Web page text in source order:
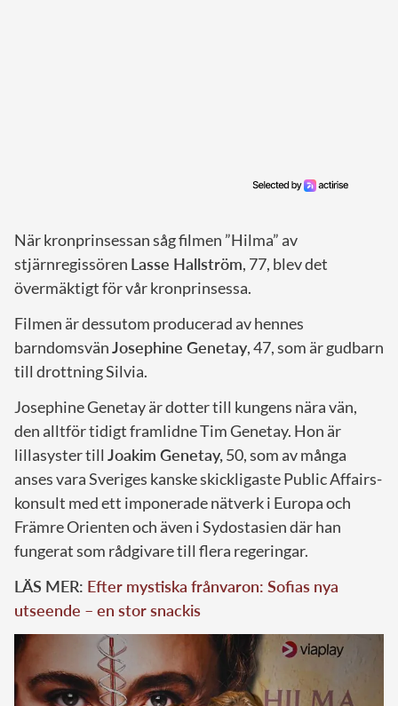
När kronprinsessan såg filmen ”Hilma” av
stjärnregissören Lasse Hallström, 77, blev det
övermäktigt för vår kronprinsessa.
Filmen är dessutom producerad av hennes
barndomsvänJosephine Genetay, 47, som är gudbarn
till drottning Silvia.
Josephine Genetay är dotter till kungens nära vän,
den alltför tidigt framlidne Tim Genetay. Hon är
lillasyster till Joakim Genetay, 50, som av många
anses vara Sveriges kanske skickligaste Public Affairs-
konsult med ett imponerade nätverk i Europa och
Främre Orienten och även i Sydostasien där han
fungerat som rådgivare till flera regeringar.
LÄS MER: Efter mystiska frånvaron: Sofias nya
utseende – en stor snackis